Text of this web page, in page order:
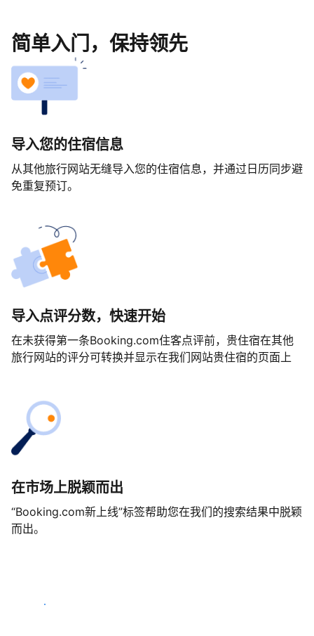
简单入门，保持领先
导入您的住宿信息
从其他旅行网站无缝导入您的住宿信息，并通过日历同步避
免重复预订。
导入点评分数，快速开始
在未获得第一条Booking.com住客点评前，贵住宿在其他
旅行网站的评分可转换并显示在我们网站贵住宿的页面上
在市场上脱颖而出
“Booking.com新上线”标签帮助您在我们的搜索结果中脱颖
而出。
马上开始